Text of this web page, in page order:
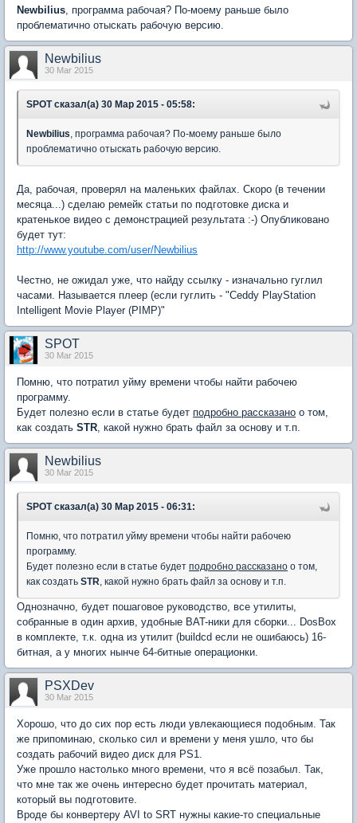
Newbilius, программа рабочая? По-моему раньше было
проблематично отыскать рабочую версию.
Newbilius
30 Mar 2015
SPOT сказал(а) 30 Мар 2015 - 05:58:
Newbilius, программа рабочая? По-моему раньше было
проблематично отыскать рабочую версию.
Да, рабочая, проверял на маленьких файлах. Скоро (в течении
месяца...) сделаю ремейк статьи по подготовке диска и
кратенькое видео с демонстрацией результата :-) Опубликовано
будет тут:
http://www.youtube.com/user/Newbilius
Честно, не ожидал уже, что найду ссылку - изначально гуглил
часами. Называется плеер (если гуглить - "Ceddy PlayStation
Intelligent Movie Player (PIMP)"
SPOT
30 Mar 2015
Помню, что потратил уйму времени чтобы найти рабочею
программу.
Будет полезно если в статье будет подробно рассказано о том,
как создать STR, какой нужно брать файл за основу и т.п.
Newbilius
30 Mar 2015
SPOT сказал(а) 30 Мар 2015 - 06:31:
Помню, что потратил уйму времени чтобы найти рабочею
программу.
Будет полезно если в статье будет подробно рассказано о том,
как создать STR, какой нужно брать файл за основу и т.п.
Однозначно, будет пошаговое руководство, все утилиты,
собранные в один архив, удобные BAT-ники для сборки... DosBox
в комплекте, т.к. одна из утилит (buildcd если не ошибаюсь) 16-
битная, а у многих нынче 64-битные операционки.
PSXDev
30 Mar 2015
Хорошо, что до сих пор есть люди увлекающиеся подобным. Так
же припоминаю, сколько сил и времени у меня ушло, что бы
создать рабочий видео диск для PS1.
Уже прошло настолько много времени, что я всё позабыл. Так,
что мне так же очень интересно будет прочитать материал,
который вы подготовите.
Вроде бы конвертеру AVI to SRT нужны какие-то специальные